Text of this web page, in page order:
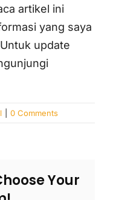
artikel ini
yang saya
update
0 Comments
Your